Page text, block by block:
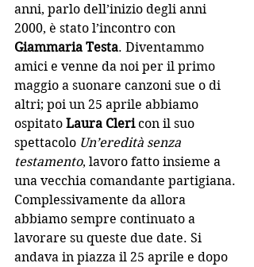
anni, parlo dell’inizio degli anni
2000, è stato l’incontro con
Giammaria Testa. Diventammo
amici e venne da noi per il primo
maggio a suonare canzoni sue o di
altri; poi un 25 aprile abbiamo
ospitato Laura Cleri con il suo
spettacolo Un’eredità senza
testamento, lavoro fatto insieme a
una vecchia comandante partigiana.
Complessivamente da allora
abbiamo sempre continuato a
lavorare su queste due date. Si
andava in piazza il 25 aprile e dopo